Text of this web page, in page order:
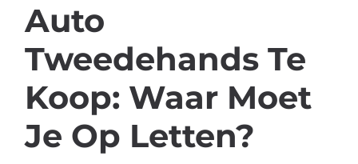
Auto
Tweedehands Te
Koop: Waar Moet
Je Op Letten?